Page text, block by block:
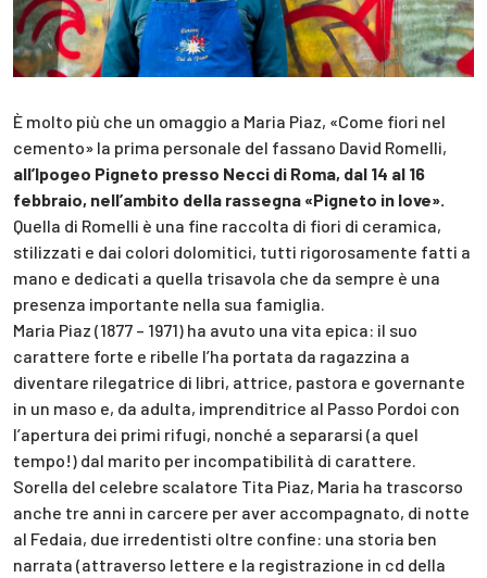
È molto più che un omaggio a Maria Piaz, «Come fiori nel
cemento» la prima personale del fassano David Romelli,
all’Ipogeo Pigneto presso Necci di Roma, dal 14 al 16
febbraio, nell’ambito della rassegna «Pigneto in love».
Quella di Romelli è una fine raccolta di fiori di ceramica,
stilizzati e dai colori dolomitici, tutti rigorosamente fatti a
mano e dedicati a quella trisavola che da sempre è una
presenza importante nella sua famiglia.
Maria Piaz (1877 – 1971) ha avuto una vita epica: il suo
carattere forte e ribelle l’ha portata da ragazzina a
diventare rilegatrice di libri, attrice, pastora e governante
in un maso e, da adulta, imprenditrice al Passo Pordoi con
l’apertura dei primi rifugi, nonché a separarsi (a quel
tempo!) dal marito per incompatibilità di carattere.
Sorella del celebre scalatore Tita Piaz, Maria ha trascorso
anche tre anni in carcere per aver accompagnato, di notte
al Fedaia, due irredentisti oltre confine: una storia ben
narrata (attraverso lettere e la registrazione in cd della